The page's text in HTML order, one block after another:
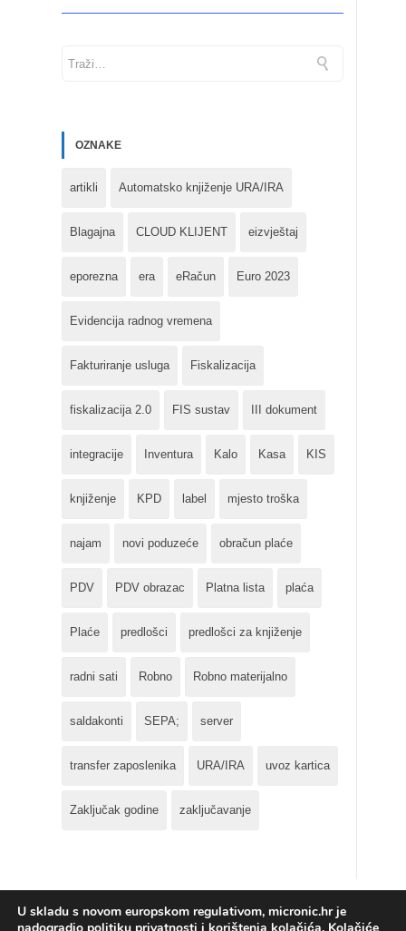
OZNAKE
artikli Automatsko knjiženje URA/IRA
Blagajna CLOUD KLIJENT eizvještaj
eporezna era eRačun Euro 2023
Evidencija radnog vremena
Fakturiranje usluga Fiskalizacija
fiskalizacija 2.0 FIS sustav III dokument
integracije Inventura Kalo Kasa KIS
knjiženje KPD label mjesto troška
najam novi poduzeće obračun plaće
PDV PDV obrazac Platna lista plaća
Plaće predlošci predlošci za knjiženje
radni sati Robno Robno materijalno
saldakonti SEPA; server
transfer zaposlenika URA/IRA uvoz kartica
Zaključak godine zaključavanje
U skladu s novom europskom regulativom, micronic.hr je